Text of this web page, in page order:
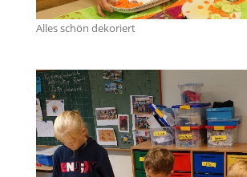
Alles schön dekoriert